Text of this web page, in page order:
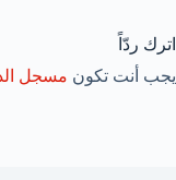
اترك ردّاً
يجب أنت تكون مسجل